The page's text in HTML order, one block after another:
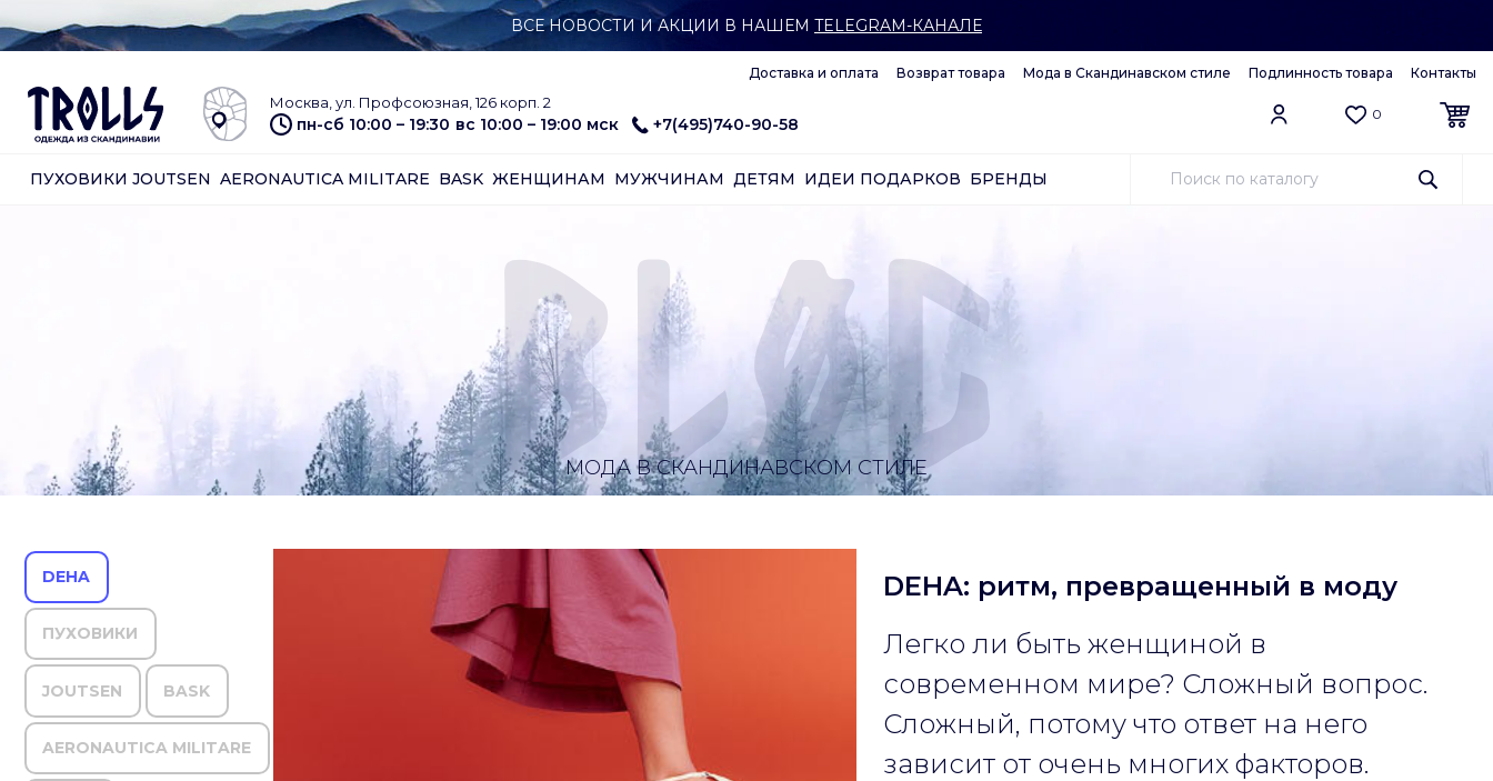
ВСЕ НОВОСТИ И АКЦИИ В НАШЕМ TELEGRAM-КАНАЛЕ
Доставка и оплата Возврат товара Мода в Скандинавском стиле Подлинность товара Контакты
Москва, ул. Профсоюзная, 126 корп. 2
пн-сб 10:00 – 19:30 вс 10:00 – 19:00 мск +7(495)740-90-58
0
ПУХОВИКИ JOUTSEN AERONAUTICA MILITARE BASK ЖЕНЩИНАМ МУЖЧИНАМ ДЕТЯМ ИДЕИ ПОДАРКОВ БРЕНДЫ
МОДА В СКАНДИНАВСКОМ СТИЛЕ
DEHA
ПУХОВИКИ
JOUTSEN BASK
AERONAUTICA MILITARE
DEHA: ритм, превращенный в моду
Легко ли быть женщиной в
современном мире? Сложный вопрос.
Сложный, потому что ответ на него
зависит от очень многих факторов.